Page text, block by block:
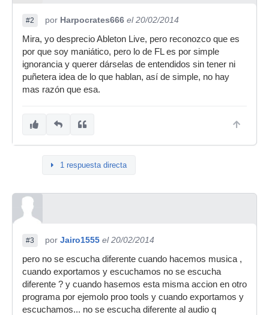
#2 por Harpocrates666 el 20/02/2014
Mira, yo desprecio Ableton Live, pero reconozco que es
por que soy maniático, pero lo de FL es por simple
ignorancia y querer dárselas de entendidos sin tener ni
puñetera idea de lo que hablan, así de simple, no hay
mas razón que esa.
1 respuesta directa
#3 por Jairo1555 el 20/02/2014
pero no se escucha diferente cuando hacemos musica ,
cuando exportamos y escuchamos no se escucha
diferente ? y cuando hasemos esta misma accion en otro
programa por ejemolo proo tools y cuando exportamos y
escuchamos... no se escucha diferente al audio q